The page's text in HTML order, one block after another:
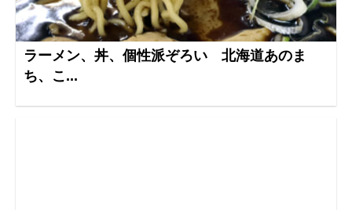
ラーメン、丼、個性派ぞろい 北海道あのま
ち、こ...